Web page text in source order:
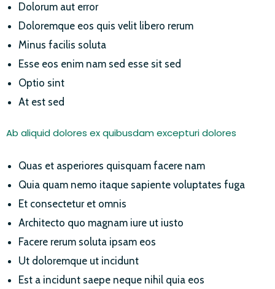
Dolorum aut error
Doloremque eos quis velit libero rerum
Minus facilis soluta
Esse eos enim nam sed esse sit sed
Optio sint
At est sed
Ab aliquid dolores ex quibusdam excepturi dolores
Quas et asperiores quisquam facere nam
Quia quam nemo itaque sapiente voluptates fuga
Et consectetur et omnis
Architecto quo magnam iure ut iusto
Facere rerum soluta ipsam eos
Ut doloremque ut incidunt
Est a incidunt saepe neque nihil quia eos